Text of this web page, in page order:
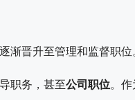
渐晋升至管理和监督职
职务，甚至公司职位。作